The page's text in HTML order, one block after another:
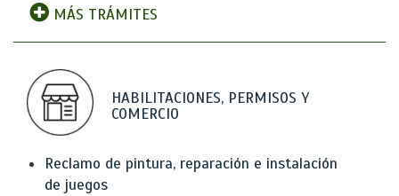
MÁS TRÁMITES
HABILITACIONES, PERMISOS Y
COMERCIO
Reclamo de pintura, reparación e instalación
de juegos